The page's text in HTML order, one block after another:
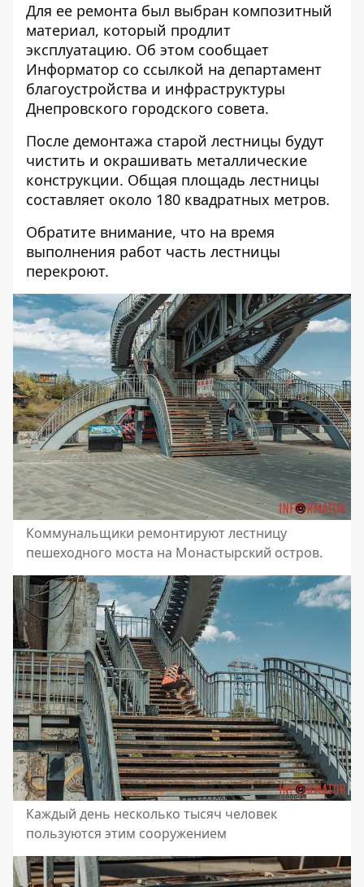
Для ее ремонта был выбран композитный
материал, который продлит
эксплуатацию. Об этом сообщает
Информатор со ссылкой на департамент
благоустройства и инфраструктуры
Днепровского городского совета.
После демонтажа старой лестницы будут
чистить и окрашивать металлические
конструкции. Общая площадь лестницы
составляет около 180 квадратных метров.
Обратите внимание, что на время
выполнения работ часть лестницы
перекроют.
Коммунальщики ремонтируют лестницу
пешеходного моста на Монастырский остров.
Каждый день несколько тысяч человек
пользуются этим сооружением